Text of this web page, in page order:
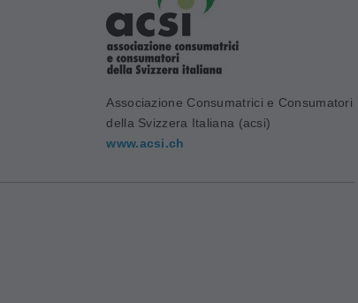
Associazione Consumatrici e Consumatori
della Svizzera Italiana (acsi)
www.acsi.ch